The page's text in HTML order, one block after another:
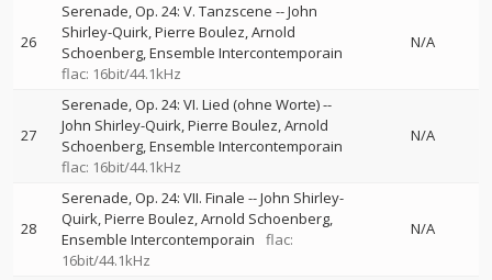
26
Serenade, Op. 24: V. Tanzscene --John
Shirley-Quirk Pierre Boulez Arnold
Schoenberg Ensemble Intercontemporain
flac: 16bit/44.1kHz
N/A
27
Serenade, Op. 24: VI. Lied (ohne Worte)--
John Shirley-Quirk Pierre Boulez Arnold
Schoenberg Ensemble Intercontemporain
flac: 16bit/44.1kHz
N/A
28
Serenade, Op. 24: VII. Finale --John Shirley-
Quirk Pierre Boulez Arnold Schoenberg
Ensemble Intercontemporain
flac:
16bit/44.1kHz
N/A